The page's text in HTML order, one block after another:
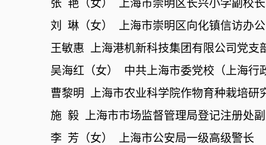
张 艳（女）
上海市崇明区长兴小学副校长
刘
琳（女）
上海市崇明区向化镇信访办
王敏惠
上海港机新科技集团有限公司党支
吴海红（女）
中共上海市委党校（上海行
曹黎明
上海市农业科学院作物育种栽培
施 毅
上海市市场监督管理局登记注册处
李 芳（女）
上海市公安局一级高级警长